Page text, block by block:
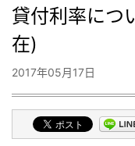
貸付利率につ
在)
2017年05月17日